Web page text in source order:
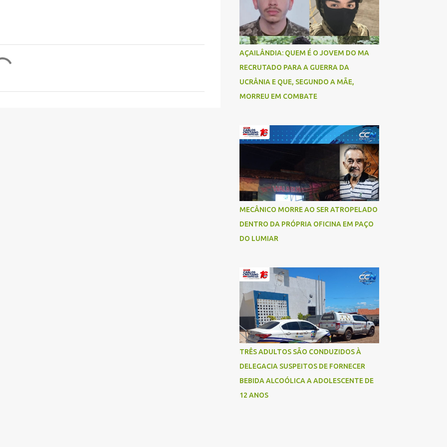
AÇAILÂNDIA: QUEM É O JOVEM DO MA
RECRUTADO PARA A GUERRA DA
UCRÂNIA E QUE, SEGUNDO A MÃE,
MORREU EM COMBATE
MECÂNICO MORRE AO SER ATROPELADO
DENTRO DA PRÓPRIA OFICINA EM PAÇO
DO LUMIAR
TRÊS ADULTOS SÃO CONDUZIDOS À
DELEGACIA SUSPEITOS DE FORNECER
BEBIDA ALCOÓLICA A ADOLESCENTE DE
12 ANOS